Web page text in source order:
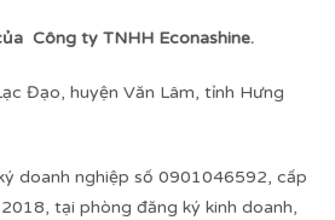
Công ty TNHH Econashine.
Đạo, huyện Văn Lâm, tỉnh Hưng
doanh nghiệp số 0901046592, cấp
tại phòng đăng ký kinh doanh,